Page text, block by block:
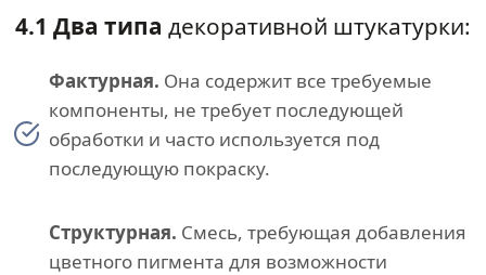
4.1 Два типа декоративной штукатурки:
Фактурная. Она содержит все требуемые
компоненты, не требует последующей
обработки и часто используется под
последующую покраску.
Структурная. Смесь, требующая добавления
цветного пигмента для возможности